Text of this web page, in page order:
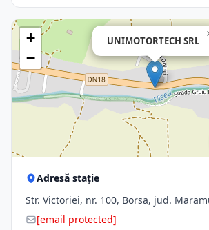
UNIMOTORTECH SRL
+
−
Adresă stație
Str. Victoriei, nr. 100, Borsa, jud.
[email protected]